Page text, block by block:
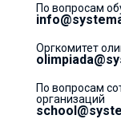
По вопросам
Оргкомитет
По вопросам
организаций